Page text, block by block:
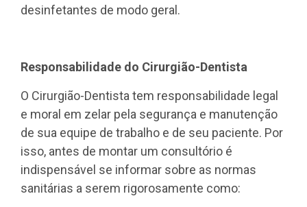
desinfetantes de modo geral.
Responsabilidade do Cirurgião-Dentista
O Cirurgião-Dentista tem responsabilidade legal
e moral em zelar pela segurança e manutenção
de sua equipe de trabalho e de seu paciente. Por
isso, antes de montar um consultório é
indispensável se informar sobre as normas
sanitárias a serem rigorosamente como: